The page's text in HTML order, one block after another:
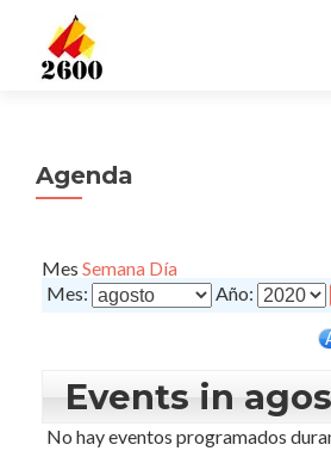
Agenda
Mes Semana Día
Mes:
Año:
Events in
No hay eventos programados